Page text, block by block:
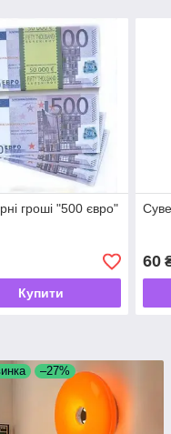
гроші "500 євро"
Купити
60
–27%